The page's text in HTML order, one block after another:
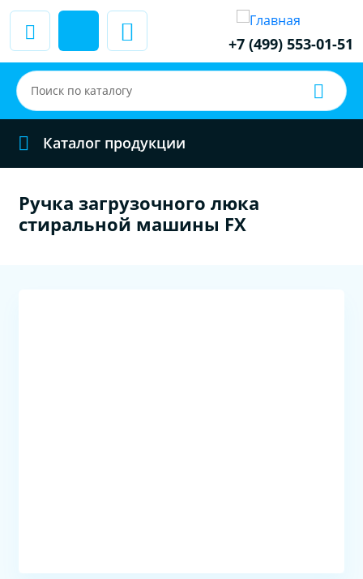
+7 (499) 553-01-51
Каталог продукции
Ручка загрузочного люка
стиральной машины FX